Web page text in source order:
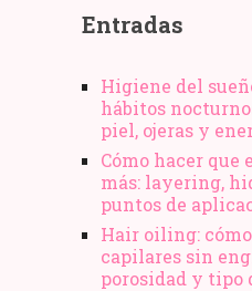
Entradas
Higiene del
hábitos
piel, ojeras y
Cómo hacer que
más: layering,
puntos de
Hair oiling:
capilares sin
porosidad y tipo